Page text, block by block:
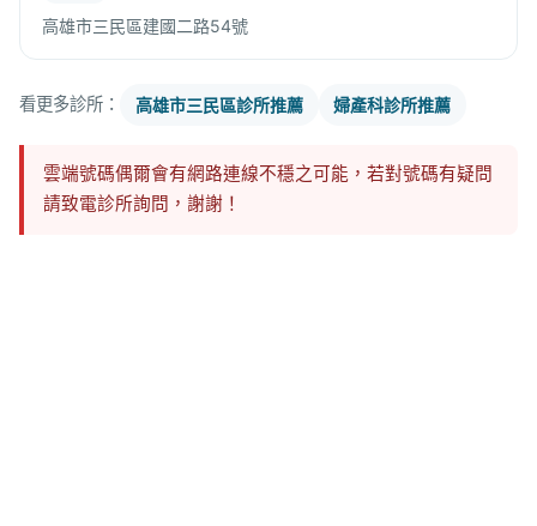
高雄市三民區建國二路54號
看更多診所： 高雄市三民區診所推薦 婦產科診所推薦
雲端號碼偶爾會有網路連線不穩之可能，若對號碼有疑問
請致電診所詢問，謝謝！